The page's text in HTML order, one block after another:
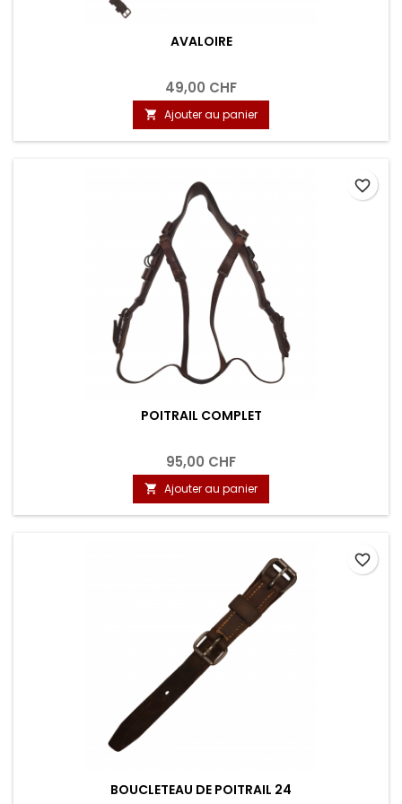
AVALOIRE
49,00 CHF
 Ajouter au panier
POITRAIL COMPLET
95,00 CHF
 Ajouter au panier
favorite_border
BOUCLETEAU DE POITRAIL 24
favorite_border